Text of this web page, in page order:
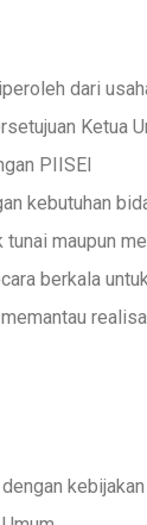
dari
Ketua
PIISEI
kebutuhan
maupun
berkala